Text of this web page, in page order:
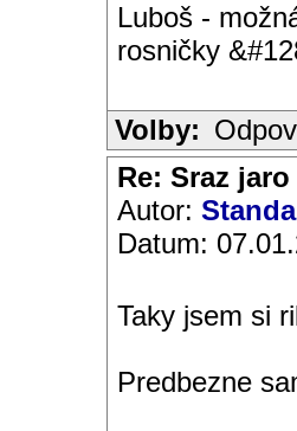
Luboš -
rosničky
Volby:
Re: Sraz jaro
Autor: Standa
Datum:
Taky jsem si
Predbezne